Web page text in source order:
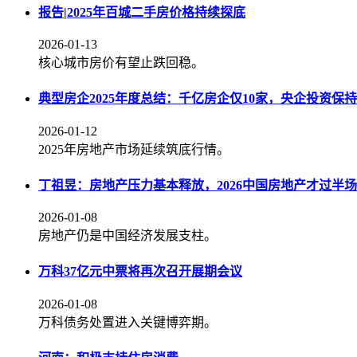
报告|2025年百城二手房价格持续探底
2026-01-13
核心城市房价有望止跌回稳。
典型房企2025年度总结：千亿房企仅10家，央企投资保
2026-01-12
2025年房地产市场延续筑底行情。
丁祖昱：房地产压力基本释放，2026中国房地产才过半场
2026-01-08
房地产仍是中国经济发展支柱。
万科37亿元中票将再次召开展期会议
2026-01-08
万科债务处置进入关键博弈期。